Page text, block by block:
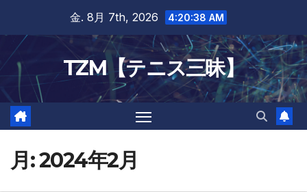
content
金. 8月 7th, 2026 4:20:38 AM
TZM【テニス三昧】
月:2024年2月